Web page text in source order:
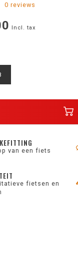
0 reviews
Incl. tax
van een fiets
fietsen en